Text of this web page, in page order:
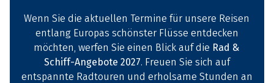
Wenn Sie die aktuellen Termine für unsere Reisen
entlang Europas schönster Flüsse entdecken
möchten, werfen Sie einen Blick auf die Rad &
Schiff-Angebote 2027. Freuen Sie sich auf
entspannte Radtouren und erholsame Stunden an